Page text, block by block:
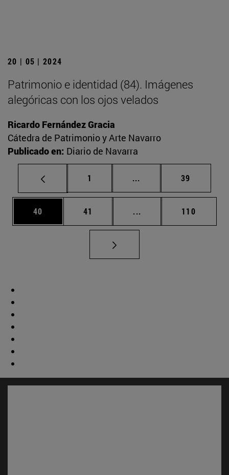
20 | 05 | 2024
Patrimonio e identidad (84). Imágenes
alegóricas con los ojos velados
Ricardo Fernández Gracia
Cátedra de Patrimonio y Arte Navarro
Publicado en: Diario de Navarra
Página
1 ... Páginas intermedias
Página
39
Página
40 Página
41 ... Páginas intermedias
Página
110